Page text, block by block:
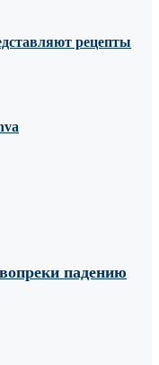
рецепты
падению